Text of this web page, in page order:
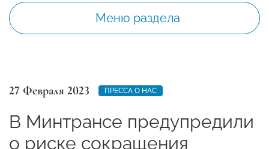
Меню раздела
27 Февраля 2023 ПРЕССА О НАС
В Минтрансе предупредили
о риске сокращения